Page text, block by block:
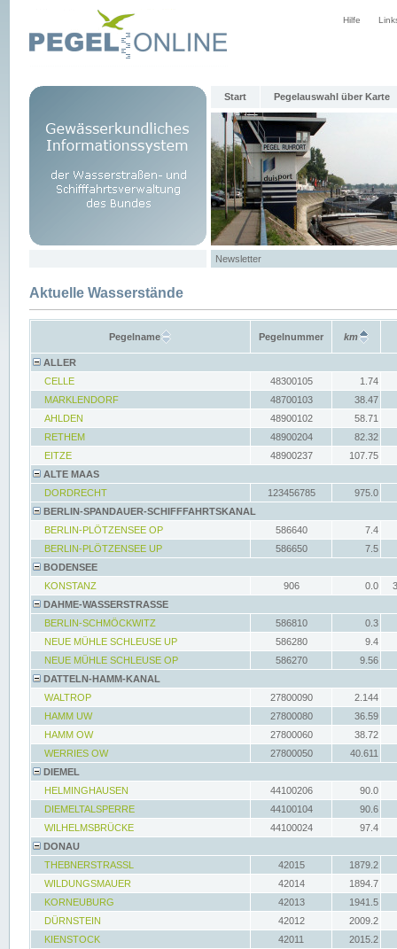
Hilfe
Start Pegelauswahl über Karte
Newsletter
Aktuelle Wasserstände
Pegelname Pegelnummer km
ALLER
CELLE
48300105
1.74
MARKLENDORF
48700103
38.47
AHLDEN
48900102
58.71
RETHEM
48900204
82.32
EITZE
48900237
107.75
ALTE MAAS
DORDRECHT
123456785
975.0
BERLIN-SPANDAUER-SCHIFFFAHRTSKANAL
BERLIN-PLÖTZENSEE OP
586640
7.4
BERLIN-PLÖTZENSEE UP
586650
7.5
BODENSEE
KONSTANZ
906 0.0
DAHME-WASSERSTRASSE
BERLIN-SCHMÖCKWITZ
586810
0.3
NEUE MÜHLE SCHLEUSE UP
586280
9.4
NEUE MÜHLE SCHLEUSE OP
586270
9.56
DATTELN-HAMM-KANAL
WALTROP
27800090
2.144
HAMM UW
27800080
36.59
HAMM OW
27800060
38.72
WERRIES OW
27800050
40.611
DIEMEL
HELMINGHAUSEN
44100206
90.0
DIEMELTALSPERRE
44100104
90.6
WILHELMSBRÜCKE
44100024
97.4
DONAU
THEBNERSTRASSL
42015
1879.2
WILDUNGSMAUER
42014
1894.7
KORNEUBURG
42013
1941.5
DÜRNSTEIN
42012
2009.2
KIENSTOCK
42011
2015.2